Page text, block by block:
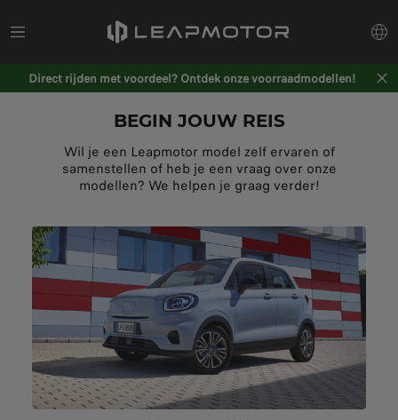
Direct rijden met voordeel? Ontdek onze voorraadmodellen!
BEGIN JOUW REIS
Wil je een Leapmotor model zelf ervaren of
samenstellen of heb je een vraag over onze
modellen? We helpen je graag verder!